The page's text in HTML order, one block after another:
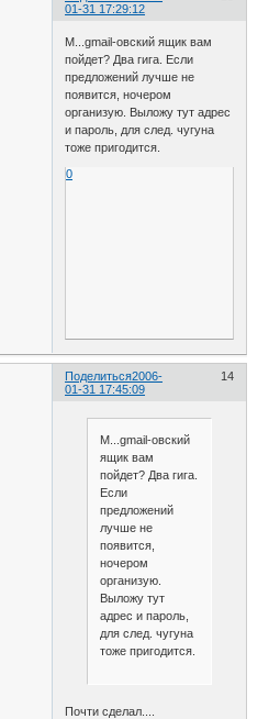
01-31 17:29:12
М...gmail-овский ящик вам
пойдет? Два гига. Если
предложений лучше не
появится, ночером
организую. Выложу тут адрес
и пароль, для след. чугуна
тоже пригодится.
0
Поделиться 14
2006-
01-31 17:45:09
М...gmail-овский
ящик вам
пойдет? Два гига.
Если
предложений
лучше не
появится,
ночером
организую.
Выложу тут
адрес и пароль,
для след. чугуна
тоже пригодится.
Почти сделал....